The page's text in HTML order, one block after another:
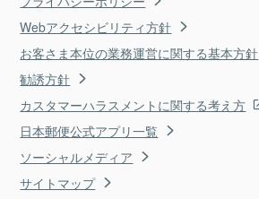
Webアクセシビリティ方針
お客さま本位の業務運営に関する基本方針
勧誘方針
カスタマーハラスメントに関する考え方
日本郵便公式アプリ一覧
ソーシャルメディア
サイトマップ